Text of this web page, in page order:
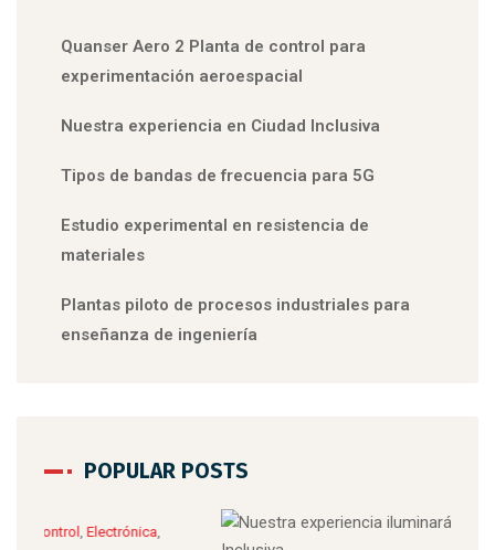
Quanser Aero 2 Planta de control para
experimentación aeroespacial
Nuestra experiencia en Ciudad Inclusiva
Tipos de bandas de frecuencia para 5G
Estudio experimental en resistencia de
materiales
Plantas piloto de procesos industriales para
enseñanza de ingeniería
POPULAR POSTS